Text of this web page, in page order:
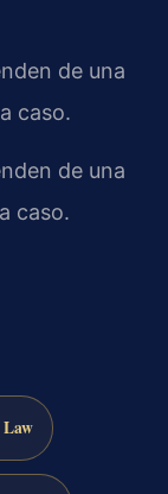
de una
caso.
de una
caso.